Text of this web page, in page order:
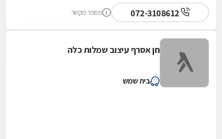
מספר מקשר
חן אסרף עיצוב שמלות כלה
בית שמש